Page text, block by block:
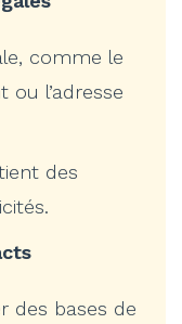
comme le
ou l’adresse
des
des bases de